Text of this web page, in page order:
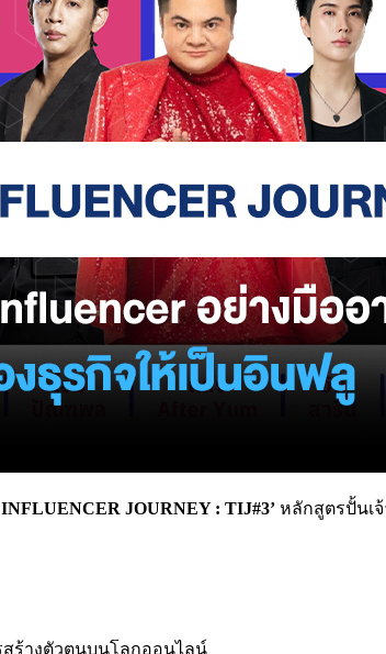
INFLUENCER JOURNEY : TIJ#3’ หลักสูตรปั้นเ
สร้างตัวตนบนโลกออนไลน์